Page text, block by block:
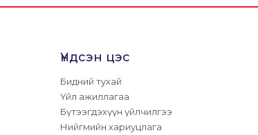
Үндсэн цэс
Бидний тухай
Үйл ажиллагаа
Бүтээгдэхүүн үйлчилгээ
Нийгмийн хариуцлага